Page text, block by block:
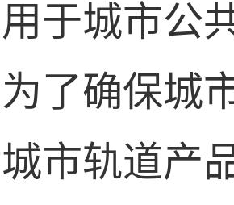
于城市公
了确保城
市轨道产